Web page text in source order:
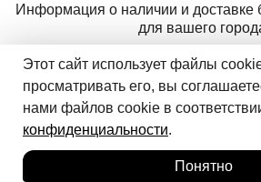
Информация о наличии и доставке
для вашего
Корзина
Добавить в корзину
© 2024 ООО «АДМИКС СПОРТ»,
Li-Ning в России
Этот сайт использует файлы
просматривать его, вы
нами файлов cookie в
конфиденциальности.
Понятно